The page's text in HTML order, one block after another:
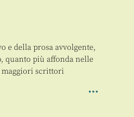
e della prosa avvolgente,
quanto più affonda nelle
maggiori scrittori